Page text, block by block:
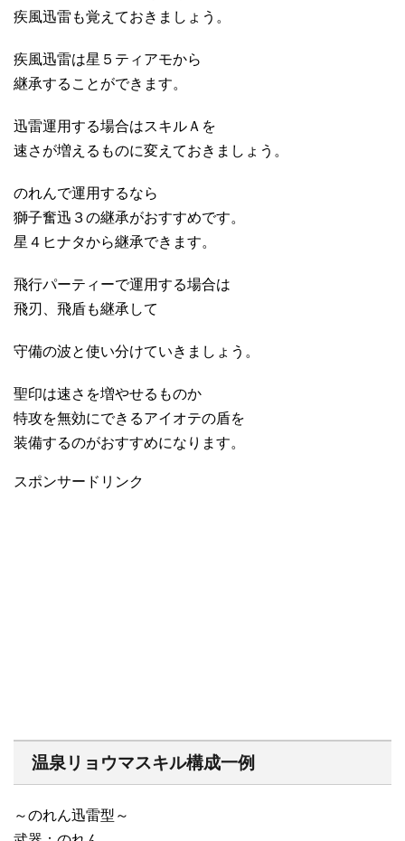
疾風迅雷も覚えておきましょう。
疾風迅雷は星５ティアモから
継承することができます。
迅雷運用する場合はスキルＡを
速さが増えるものに変えておきましょう。
のれんで運用するなら
獅子奮迅３の継承がおすすめです。
星４ヒナタから継承できます。
飛行パーティーで運用する場合は
飛刃、飛盾も継承して
守備の波と使い分けていきましょう。
聖印は速さを増やせるものか
特攻を無効にできるアイオテの盾を
装備するのがおすすめになります。
スポンサードリンク
温泉リョウマスキル構成一例
～のれん迅雷型～